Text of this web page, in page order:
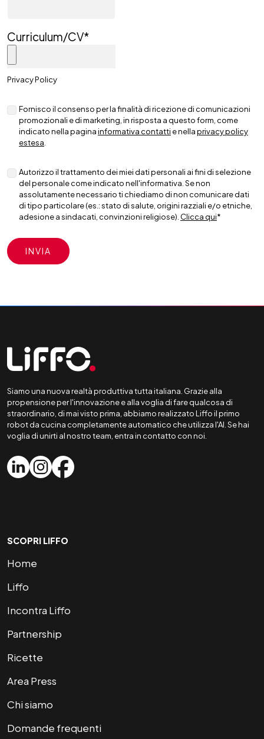
Curriculum/CV*
Privacy Policy
Fornisco il consenso per la finalità di ricezione di comunicazioni
promozionali e di marketing, in risposta a questo form, come
indicato nella paginainformativa contatti e nellaprivacy policy
estesa
Autorizzo il trattamento dei miei dati personali ai fini di selezione
del personale come indicato nell'informativa. Se non
assolutamente necessario ti chiediamo di non comunicare dati
di tipo particolare (es.: stato di salute, origini razziali e/o etniche,
adesione a sindacati, convinzioni religiose). Clicca qui*
Siamo una nuova realtà produttiva tutta italiana. Grazie alla
propensione per l'innovazione e alla voglia di fare qualcosa di
straordinario, di mai visto prima, abbiamo realizzato Liffo il primo
robot da cucina completamente automatico che utilizza l'AI. Se hai
voglia di unirti al nostro team, entra in contatto con noi.
SCOPRI LIFFO
Home
Liffo
Incontra Liffo
Partnership
Ricette
Area Press
Chi siamo
Domande frequenti